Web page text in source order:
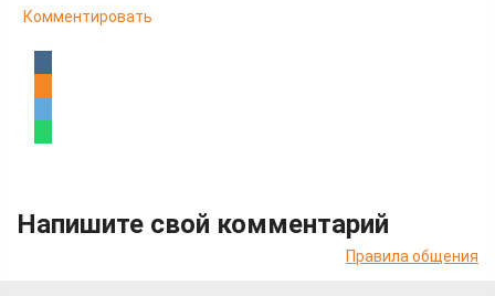
Комментировать
Напишите свой комментарий
Правила общения